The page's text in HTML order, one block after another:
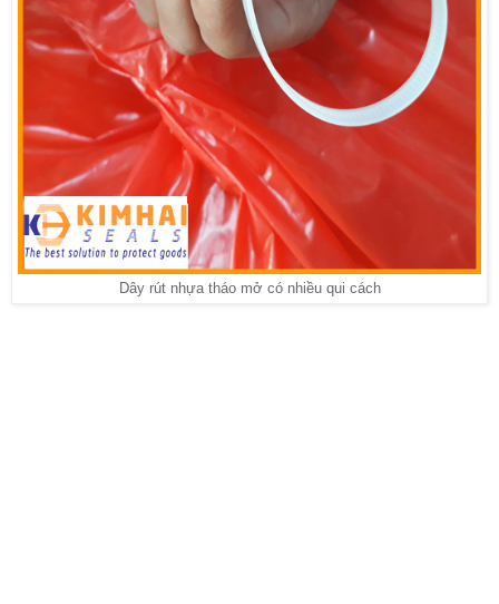
Dây rút nhựa tháo mở có nhiều qui cách